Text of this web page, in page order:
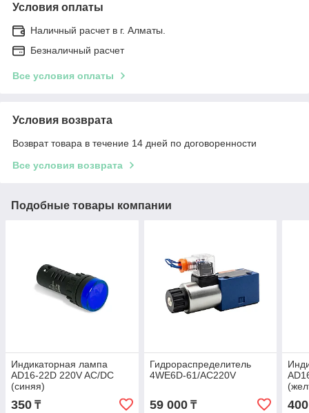
Условия оплаты
Наличный расчет в г. Алматы.
Безналичный расчет
Все условия оплаты
Условия возврата
Возврат товара в течение 14 дней по договоренности
Все условия возврата
Подобные товары компании
Индикаторная лампа
AD16-22D 220V AC/DC
(синяя)
350 ₸
Гидрораспределитель
4WE6D-61/AC220V
59 000₸ 400